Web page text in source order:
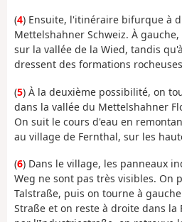
(4) Ensuite, l'itinéraire bifurque à
Mettelshahner Schweiz. À
sur la vallée de la Wied, tandis
dressent des formations
(5) À la deuxième possibilité, on
dans la vallée du Mettelshahner
On suit le cours d'eau en
au village de Fernthal, sur les
(6) Dans le village, les panneaux
Weg ne sont pas très visibles. On
Talstraße, puis on tourne à
Straße et on reste à droite dans la